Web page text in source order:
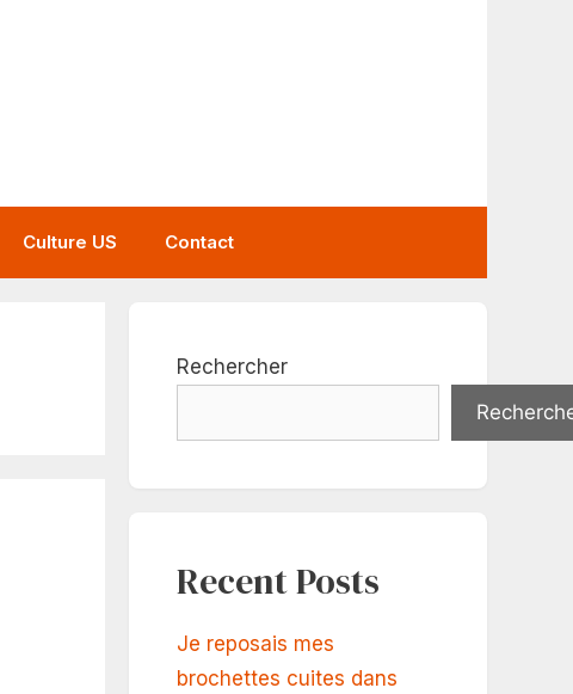
Culture US Contact
Rechercher
Recent Posts
Je reposais mes
brochettes cuites dans